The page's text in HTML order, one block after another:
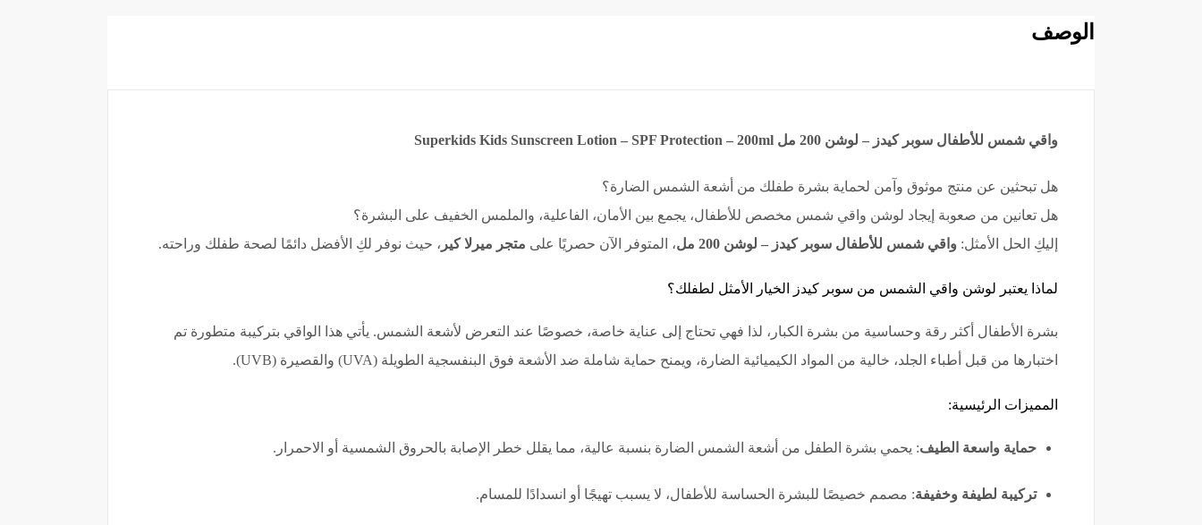
الوصف
واقي شمس للأطفال سوبر كيدز – لوشن 200 مل Superkids Kids Sunscreen Lotion – SPF Protection – 200ml
هل تبحثين عن منتج موثوق وآمن لحماية بشرة طفلك من أشعة الشمس الضارة؟
هل تعانين من صعوبة إيجاد لوشن واقي شمس مخصص للأطفال، يجمع بين الأمان، الفاعلية، والملمس الخفيف على البشرة؟
إليكِ الحل الأمثل: واقي شمس للأطفال سوبر كيدز – لوشن 200 مل ، المتوفر الآن حصريًا على متجر ميرلا كير ، حيث نوفر لكِ الأفضل دائمًا لصحة طفلك وراحته.
لماذا يعتبر لوشن واقي الشمس من سوبر كيدز الخيار الأمثل لطفلك؟
بشرة الأطفال أكثر رقة وحساسية من بشرة الكبار، لذا فهي تحتاج إلى عناية خاصة، خصوصًا عند التعرض لأشعة الشمس. يأتي هذا الواقي بتركيبة متطورة تم
اختبارها من قبل أطباء الجلد، خالية من المواد الكيميائية الضارة، ويمنح حماية شاملة ضد الأشعة فوق البنفسجية الطويلة (UVA) والقصيرة (UVB).
المميزات الرئيسية:
حماية واسعة الطيف: يحمي بشرة الطفل من أشعة الشمس الضارة بنسبة عالية، مما يقلل خطر الإصابة بالحروق الشمسية أو الاحمرار.
تركيبة لطيفة وخفيفة: مصمم خصيصًا للبشرة الحساسة للأطفال، لا يسبب تهيجًا أو انسدادًا للمسام.